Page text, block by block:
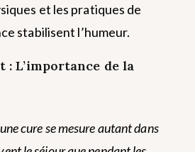
et les pratiques de
stabilisent l’humeur.
: L’importance de la
cure se mesure autant dans